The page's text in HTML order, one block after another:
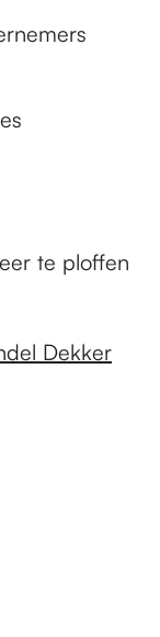
te ploffen
Dekker